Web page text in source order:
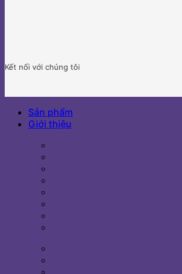
Kết nối với chúng tôi
Sản phẩm
Giới thiệu